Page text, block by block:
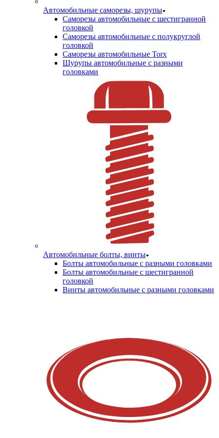
Автомобильные саморезы, шурупы
Саморезы автомобильные с шестигранной
головкой
Саморезы автомобильные с полукруглой
головкой
Саморезы автомобильные Torx
Шурупы автомобильные с разными
головками
Автомобильные болты, винты
Болты автомобильные с разными головками
Болты автомобильные с шестигранной
головкой
Винты автомобильные с разными головками